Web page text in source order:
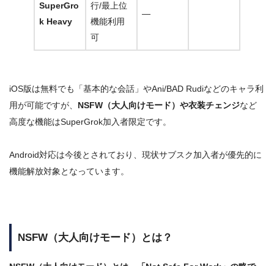
SuperGro
k Heavy
行/最上位
機能利用
可
―
iOS版は無料でも「基本的な会話」やAni/BAD Rudiなどのキャラ利
用が可能ですが、 NSFW（大人向けモード）や衣装チェンジなど
高度な機能はSuperGrok加入者限定です。
Android対応は今後とされており、現状サブスク加入者が優先的に
機能解放対象となっています。
NSFW（大人向けモード）とは？